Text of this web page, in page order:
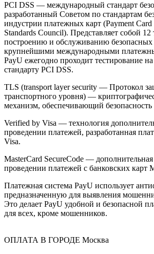
PCI DSS — международный стандарт
разработанный Советом по стандартам
индустрии платежных карт (Payment
Standards Council). Представляет собой
построению и обслуживанию безопасных
крупнейшими международными
PayU ежегодно проходит тестирование на
стандарту PCI DSS.
TLS (transport layer security — Протокол
транспортного уровня) —
механизм, обеспечивающий
Verified by Visa — технология
проведении платежей, разработанная
Visa.
MasterCard SecureCode —
проведении платежей с банковских карт
Платежная система PayU использует
предназначенную для выявления
Это делает PayU удобной и безопасной
для всех, кроме мошенников.
ОПЛАТА В ГОРОДЕ Москва